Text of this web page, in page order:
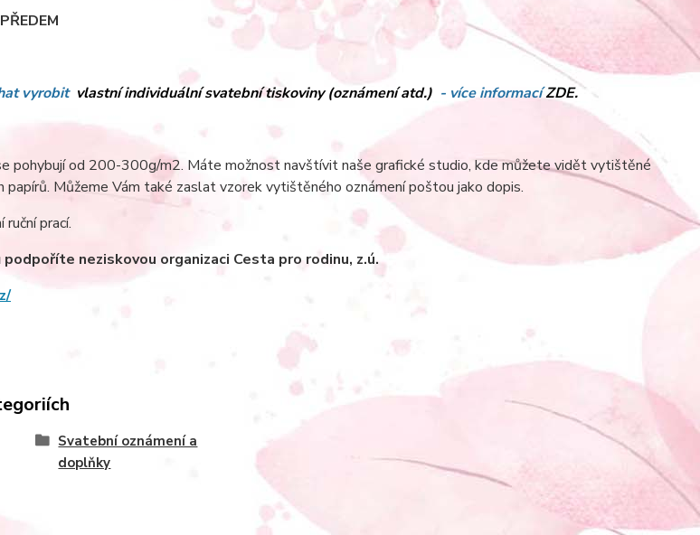
vyrobit vlastní individuální svatební tiskoviny (oznámení atd.) - více informacíZDE.
pohybují od 200-300g/m2. Máte možnost navštívit naše grafické studio, kde můžete vidět vytištěné
papírů. Můžeme Vám také zaslat vzorek vytištěného oznámení poštou jako dopis.
prací.
podpoříte neziskovou organizaci Cesta pro rodinu, z.ú.­
Svatební oznámení a
doplňky